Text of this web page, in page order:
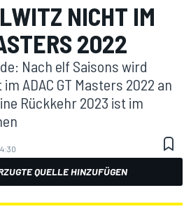
NICHT IM
2022
Nach elf Saisons wird
ADAC GT Masters 2022 an
Rückkehr 2023 ist im
QUELLE HINZUFÜGEN